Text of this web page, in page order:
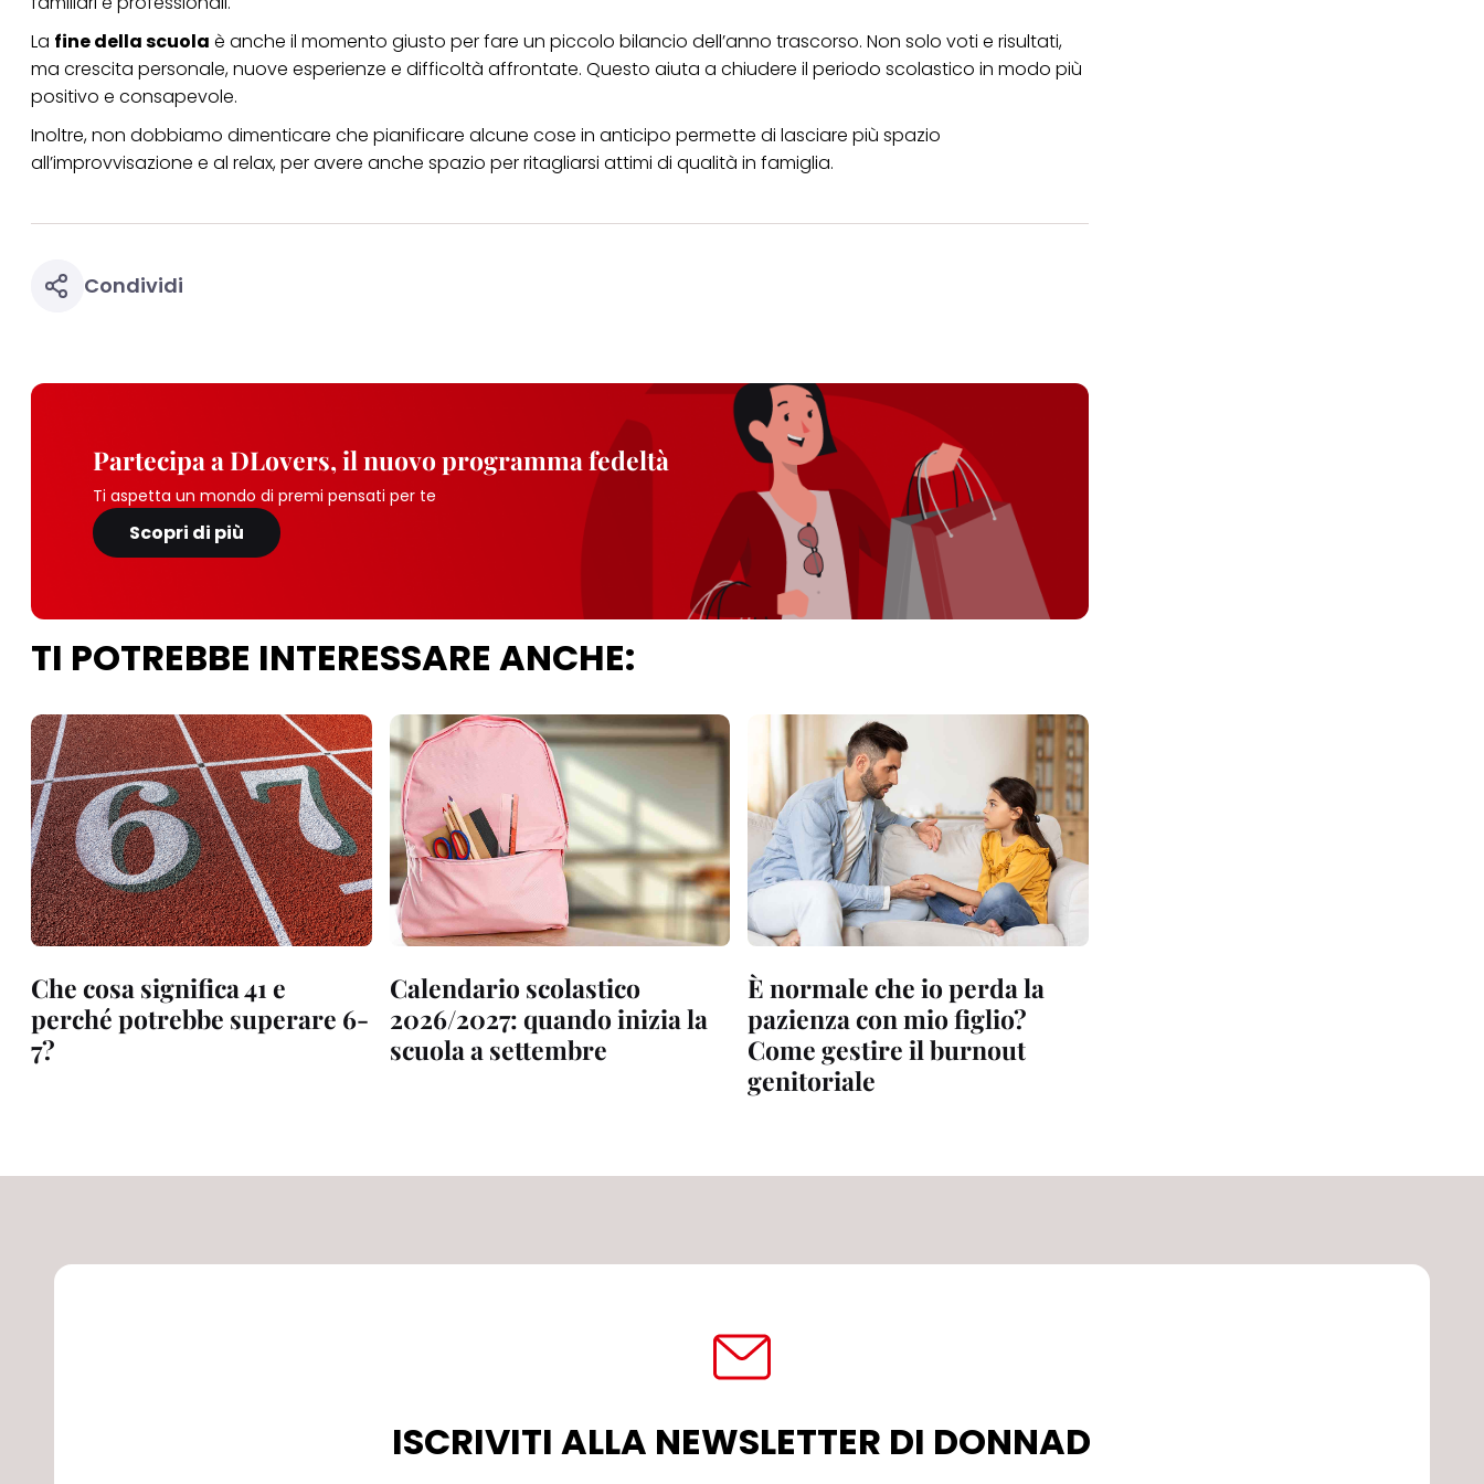
La fine della scuola è anche il momento giusto per fare un piccolo bilancio dell’anno trascorso. Non solo voti e risultati,
ma crescita personale, nuove esperienze e difficoltà affrontate. Questo aiuta a chiudere il periodo scolastico in modo più
positivo e consapevole.
Inoltre, non dobbiamo dimenticare che pianificare alcune cose in anticipo permette di lasciare più spazio
all’improvvisazione e al relax, per avere anche spazio per ritagliarsi attimi di qualità in famiglia.
Condividi
Partecipa a DLovers, il nuovo programma fedeltà
Ti aspetta un mondo di premi pensati per te
Scopri di più
TI POTREBBE INTERESSARE ANCHE:
Che cosa significa 41 e
perché potrebbe superare 6-
7?
Calendario scolastico
2026/2027: quando inizia la
scuola a settembre
È normale che io perda la
pazienza con mio figlio?
Come gestire il burnout
genitoriale
ISCRIVITI ALLA NEWSLETTER DI DONNAD